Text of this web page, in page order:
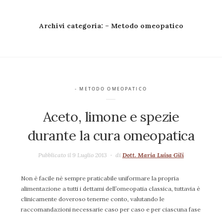
Archivi categoria: – Metodo omeopatico
- METODO OMEOPATICO
Aceto, limone e spezie
durante la cura omeopatica
Pubblicato il 9 Luglio 2013 di Dott. Maria Luisa Gili
Non è facile nè sempre praticabile uniformare la propria
alimentazione a tutti i dettami dell’omeopatia classica, tuttavia è
clinicamente doveroso tenerne conto, valutando le
raccomandazioni necessarie caso per caso e per ciascuna fase